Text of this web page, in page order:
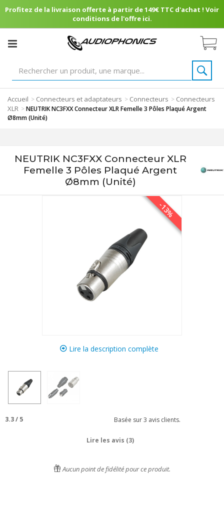
Profitez de la livraison offerte à partir de 149€ TTC d'achat ! Voir
conditions de l'offre ici.
Accueil > Connecteurs et adaptateurs > Connecteurs > Connecteurs
XLR >NEUTRIK NC3FXX Connecteur XLR Femelle 3 Pôles Plaqué Argent
Ø8mm (Unité)
NEUTRIK NC3FXX Connecteur XLR
Femelle 3 Pôles Plaqué Argent
Ø8mm (Unité)
-13%
Lire la description complète
3.3/ 5 Basée sur3 avis clients.
Lire les avis (3)
Aucun point de fidélité pour ce produit.